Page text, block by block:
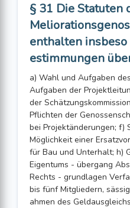
§ 31 Die Statuten
enthalten
estimmungen
a) Wahl und Aufgaben
Aufgaben der
der
Pflichten der
bei Projektänderungen; f)
Möglichkeit einer
für Bau und Unterhalt; h)
Eigentums - übergang
Rechts - grundlagen
bis fünf Mitgliedern,
ahmen des